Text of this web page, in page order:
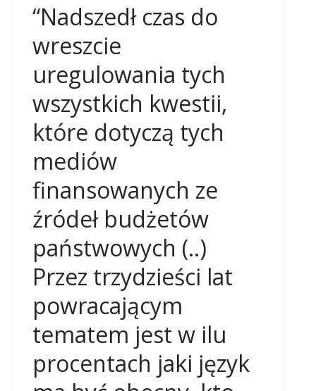
“Nadszedł czas do
wreszcie
uregulowania tych
wszystkich kwestii,
które dotyczą tych
mediów
finansowanych ze
źródeł budżetów
państwowych (..)
Przez trzydzieści lat
powracającym
tematem jest w ilu
procentach jaki język